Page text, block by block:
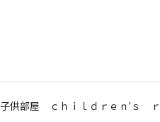
子供部屋 ｃｈｉｌｄｒｅｎ’ｓ